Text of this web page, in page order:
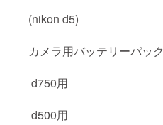
(nikon d5)
カメラ用バッテリーパック
d750用
d500用